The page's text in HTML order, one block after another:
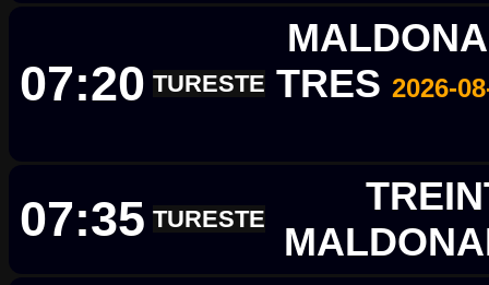
07:20 TURESTE TRES 2026-
07:35 TURESTE